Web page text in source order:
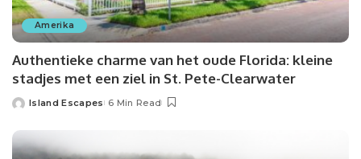
Amerika
Authentieke charme van het oude Florida: kleine
stadjes met een ziel in St. Pete-Clearwater
Posted
Island Escapes 6 Min Read